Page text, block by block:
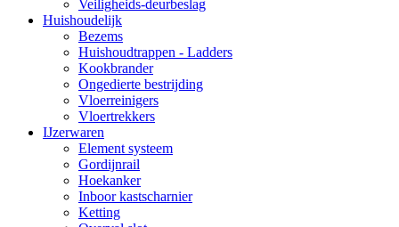
Veiligheids-deurbeslag
Huishoudelijk
Bezems
Huishoudtrappen - Ladders
Kookbrander
Ongedierte bestrijding
Vloerreinigers
Vloertrekkers
IJzerwaren
Element systeem
Gordijnrail
Hoekanker
Inboor kastscharnier
Ketting